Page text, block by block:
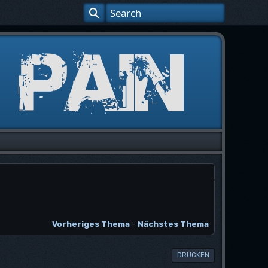
Vorheriges Thema - Nächstes Thema
DRUCKEN